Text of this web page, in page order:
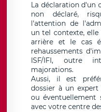
La déclaration d'un
non déclaré,
l'attention de
un tel contexte,
arrière et le cas
rehaussements
ISF/IFI, outre
majorations.
Aussi, il est
dossier à un
ou éventuellement
avec votre centre